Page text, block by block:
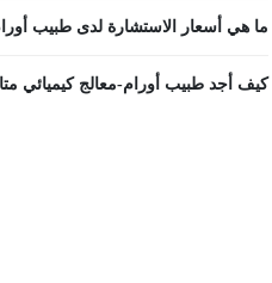
ما هي أسعار الاستشارة لدى طبيب
كيف أجد طبيب أورام-معالج كيميائي